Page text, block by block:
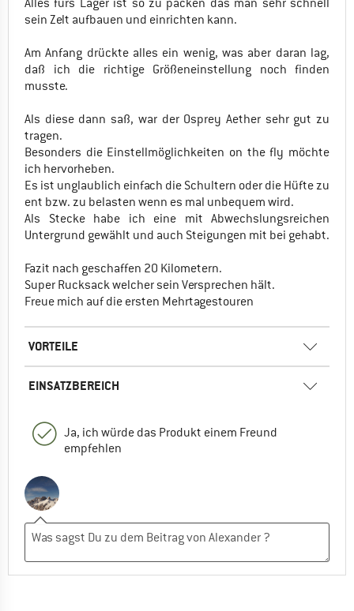
sein Zelt aufbauen und einrichten kann.
Am Anfang drückte alles ein wenig, was aber daran lag,
daß ich die richtige Größeneinstellung noch finden
musste.
Als diese dann saß, war der Osprey Aether sehr gut zu
tragen.
Besonders die Einstellmöglichkeiten on the fly möchte
ich hervorheben.
Es ist unglaublich einfach die Schultern oder die Hüfte zu
ent bzw. zu belasten wenn es mal unbequem wird.
Als Stecke habe ich eine mit Abwechslungsreichen
Untergrund gewählt und auch Steigungen mit bei gehabt.
Fazit nach geschaffen 20 Kilometern.
Super Rucksack welcher sein Versprechen hält.
Freue mich auf die ersten Mehrtagestouren
VORTEILE
EINSATZBEREICH
Ja, ich würde das Produkt einem Freund
empfehlen